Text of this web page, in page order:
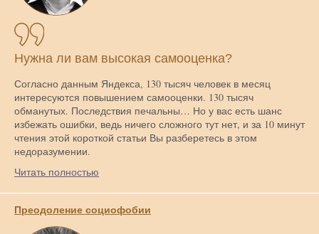
Нужна ли вам высокая самооценка?
Согласно данным Яндекса, 130 тысяч человек в месяц
интересуются повышением самооценки. 130 тысяч
обманутых. Последствия печальны… Но у вас есть шанс
избежать ошибки, ведь ничего сложного тут нет, и за 10 минут
чтения этой короткой статьи Вы разберетесь в этом
недоразумении.
Читать полностью
Преодоление социофобии